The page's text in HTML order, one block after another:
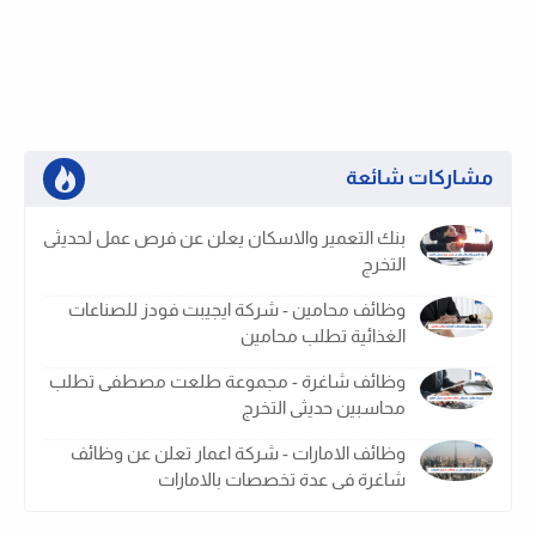
مشاركات شائعة
بنك التعمير والاسكان يعلن عن فرص عمل لحديثى
التخرج
وظائف محامين - شركة ايجيبت فودز للصناعات
الغذائية تطلب محامين
وظائف شاغرة - مجموعة طلعت مصطفى تطلب
محاسبين حديثى التخرج
وظائف الامارات - شركة اعمار تعلن عن وظائف
شاغرة فى عدة تخصصات بالامارات